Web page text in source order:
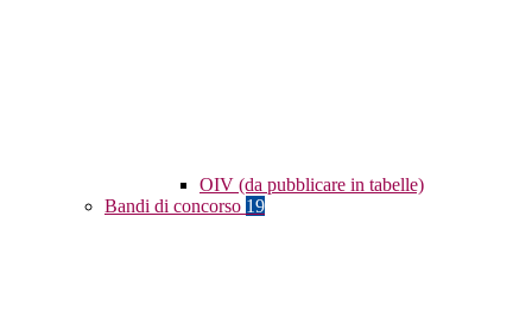
OIV (da pubblicare in tabelle)
Bandi di concorso 19